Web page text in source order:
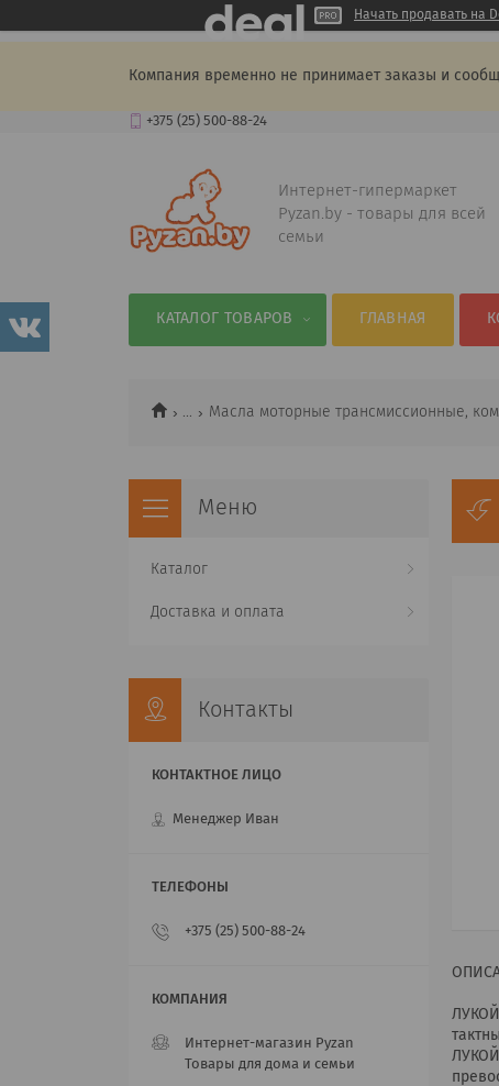
Начать продавать на
Компания временно не принимает заказы и
+375 (25) 500-88-24
Интернет-гипермаркет
Pyzan.by - товары для всей
семьи
КАТАЛОГ ТОВАРОВ ГЛАВНАЯ
... Масла моторные трансмиссионные,
Каталог
Доставка и оплата
Контакты
Менеджер Иван
+375 (25) 500-88-24
Интернет-магазин Pyzan
Товары для дома и семьи